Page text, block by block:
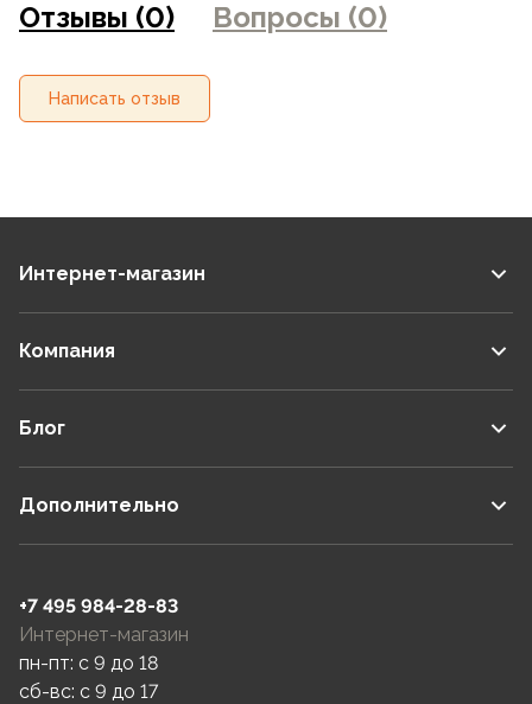
магазинах
Отзывы (0) Вопросы (0)
Написать отзыв
Интернет-магазин
Компания
Блог
Дополнительно
+7 495 984-28-83
Интернет-магазин
пн-пт: c 9 до 18
сб-вс: c 9 до 17